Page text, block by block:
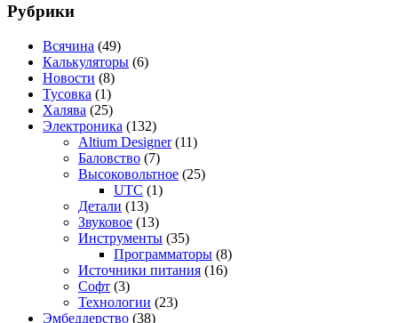
Рубрики
Всячина (49)
Калькуляторы (6)
Новости (8)
Тусовка (1)
Халява (25)
Электроника (132)
Altium Designer(11)
Баловство (7)
Высоковольтное (25)
UTC (1)
Детали (13)
Звуковое (13)
Инструменты (35)
Программаторы (8)
Источники питания (16)
Софт (3)
Технологии (23)
Эмбеддерство (38)